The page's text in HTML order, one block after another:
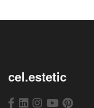
cel.estetic